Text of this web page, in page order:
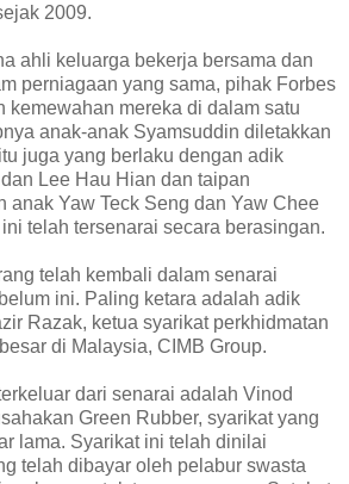
2009.
ahli keluarga bekerja bersama dan
perniagaan yang sama, pihak Forbes
kemewahan mereka di dalam satu
anak-anak Syamsuddin diletakkan
juga yang berlaku dengan adik
Lee Hau Hian dan taipan
anak Yaw Teck Seng dan Yaw Chee
telah tersenarai secara berasingan.
telah kembali dalam senarai
ini. Paling ketara adalah adik
Razak, ketua syarikat perkhidmatan
di Malaysia, CIMB Group.
dari senarai adalah Vinod
Green Rubber, syarikat yang
lama. Syarikat ini telah dinilai
telah dibayar oleh pelabur swasta